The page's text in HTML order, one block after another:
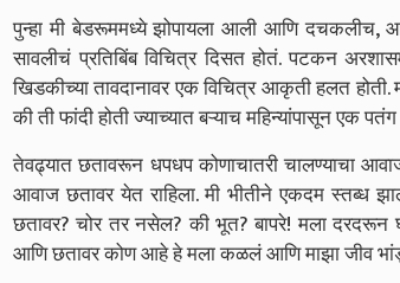
पुन्हा मी बेडरूममध्ये झोपायला आली आणि दचकलीच,
सावलीचं प्रतिबिंब विचित्र दिसत होतं. पटकन
खिडकीच्या तावदानावर एक विचित्र आकृती हलत
की ती फांदी होती ज्याच्यात बऱ्याच महिन्यांपासून एक
तेवढ्यात छतावरून धपधप कोणाचातरी चालण्याचा
आवाज छतावर येत राहिला. मी भीतीने एकदम स्तब्ध
छतावर? चोर तर नसेल? की भूत? बापरे! मला दरदरून
आणि छतावर कोण आहे हे मला कळलं आणि माझा जीव